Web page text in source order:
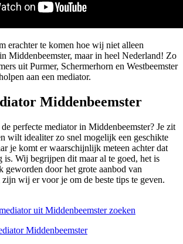
erachter te komen hoe wij niet alleen
Middenbeemster, maar in heel Nederland! Zo
uit Purmer, Schermerhorn en Westbeemster
aan een mediator.
Middenbeemster
perfecte mediator in Middenbeemster? Je zit
wilt idealiter zo snel mogelijk een geschikte
je komt er waarschijnlijk meteen achter dat
is. Wij begrijpen dit maar al te goed, het is
door het grote aanbod van
wij er voor je om de beste tips te geven.
uit Middenbeemster zoeken
Middenbeemster